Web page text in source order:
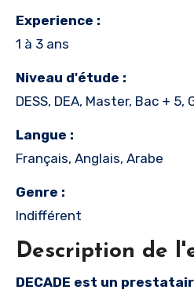
Experience :
1 à 3 ans
Niveau d'étude :
DESS, DEA, Master, Bac + 5,
Langue :
Français, Anglais, Arabe
Genre :
Indifférent
Description de
DECADE est un prestataire de services